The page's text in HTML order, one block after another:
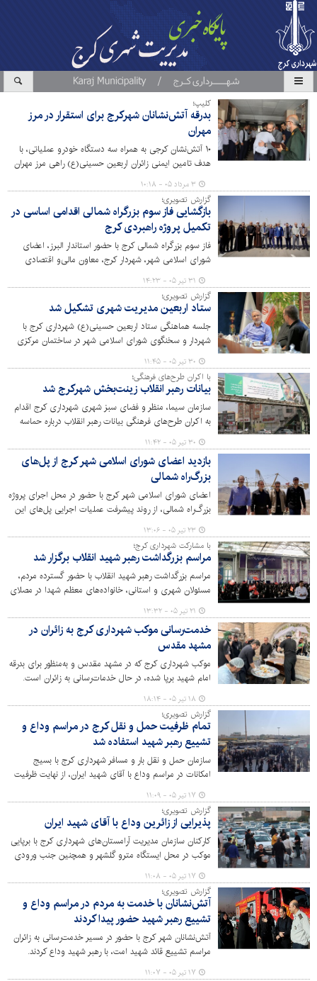
کلیپ؛
بدرقه آتش‌نشانان شهرکرج برای استقرار در مرز
مهران
۱۰ آتش‌نشان کرجی به همراه سه دستگاه خودرو عملیاتی، با
هدف تامین ایمنی زائران اربعین حسینی(ع) راهی مرز مهران
شدند. ۳ مرداد ۰۵ - ۱۰:۱۸
گزارش تصویری؛
بازگشایی فاز سوم بزرگراه شمالی اقدامی اساسی در
تکمیل پروژه راهبردی کرج
فاز سوم بزرگراه شمالی کرج با حضور استاندار البرز، اعضای
شورای اسلامی شهر، شهردار کرج، معاون مالی‌و اقتصادی
شهرداری کرج و جمعی از مسئولان استانی و شهری بازگشایی
شد؛ پروژه‌ای راهبردی که گامی مهم در تکمیل مسیر ارتباطی
شهر و تسهیل تردد در کلان‌شهر کرج به شمار می‌رود.
۳۱ تیر ۰۵ - ۱۴:۲۳
گزارش تصویری؛
ستاد اربعین مدیریت شهری تشکیل شد
جلسه هماهنگی ستاد اربعین حسینی(ع) شهرداری کرج با
شهردار و سخنگوی شورای اسلامی شهر در ساختمان مرکزی
شهرداری برگزار شد.
۳۰ تیر ۰۵ - ۱۱:۴۵
با اکران طرح‌های فرهنگی؛
بیانات رهبر انقلاب زینت‌بخش شهرکرج شد
سازمان سیما، منظر و فضای سبز شهری شهرداری کرج اقدام
به اکران طرح‌های فرهنگی بیانات رهبر انقلاب درباره‌ حماسه
عظیم بدرقه آقای شهید ایران و تبیین مسائل مهم کشور کرده
است.
۳۰ تیر ۰۵ - ۱۱:۴۲
بازدید اعضای شورای اسلامی شهر کرج از پل‌های
بزرگ‌راه شمالی
اعضای شورای اسلامی شهر کرج با حضور در محل اجرای پروژه
بزرگ‌راه شمالی، از روند پیشرفت عملیات اجرایی پل‌های این
پروژه بازدید کرده و در جریان آخرین اقدامات و برنامه‌های
اجرایی قرار گرفتند.
۲۳ تیر ۰۵ - ۱۳:۰۶
با مشارکت شهرداری کرج؛
مراسم بزرگداشت رهبر شهید انقلاب برگزار شد
مراسم بزرگداشت رهبر شهید انقلاب با حضور گسترده مردم،
مسئولان شهری و استانی، خانواده‌های معظم شهدا در مصلای
بزرگ امام خمینی(ره) برگزار شد.
۲۱ تیر ۰۵ - ۱۳:۳۲
خدمت‌رسانی موکب شهرداری کرج به زائران در
مشهد مقدس
موکب شهرداری کرج که در مشهد مقدس و به‌منظور برای بدرقه
امام شهید برپا شده، در حال خدمات‌رسانی به زائران است.
۱۸ تیر ۰۵ - ۱۸:۱۴
گزارش تصویری؛
تمام ظرفیت حمل و نقل کرج در مراسم وداع و
تشییع رهبر شهید استفاده شد
سازمان حمل و نقل بار و مسافر شهرداری کرج با بسیج
امکانات در مراسم وداع با آقای شهید ایران، از نهایت ظرفیت
حمل و نقل موجود در شهر کرج استفاده کرد.
۱۷ تیر ۰۵ - ۱۱:۰۹
گزارش تصویری؛
پذیرایی از زائرین وداع با آقای شهید ایران
کارکنان سازمان مدیریت آرامستان‌های شهرداری کرج با برپایی
موکب در محل ایستگاه مترو گلشهر و همچنین جنب ورودی
سازمان واقع در اتوبان کرج – قزوین و در مسیر برگشت از
زائرین وداع با آقای شهید ایران پذیرایی کردند.
۱۷ تیر ۰۵ - ۱۱:۰۸
گزارش تصویری؛
آتش‌نشانان با خدمت به مردم در مراسم وداع و
تشییع رهبر شهید حضور پیدا کردند
آتش‌نشانان شهر کرج با حضور در مسیر خدمت‌رسانی به زائران
مراسم تشییع قائد شهید امت، با رهبر شهید وداع کردند.
۱۷ تیر ۰۵ - ۱۱:۰۷